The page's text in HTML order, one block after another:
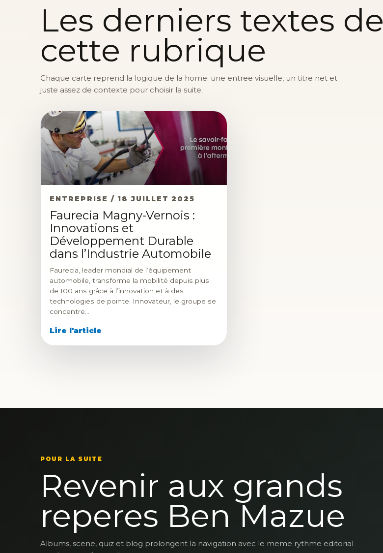
Les derniers textes de
cette rubrique
Chaque carte reprend la logique de la home: une entree visuelle, un titre net et
juste assez de contexte pour choisir la suite.
ENTREPRISE / 18 JUILLET 2025
Faurecia Magny-Vernois :
Innovations et
Développement Durable
dans l’Industrie Automobile
Faurecia, leader mondial de l’équipement
automobile, transforme la mobilité depuis plus
de 100 ans grâce à l’innovation et à des
technologies de pointe. Innovateur, le groupe se
concentre…
Lire l'article
POUR LA SUITE
Revenir aux grands
reperes Ben Mazue
Albums, scene, quiz et blog prolongent la navigation avec le meme rythme editorial